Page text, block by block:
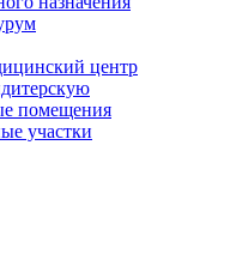
центр
помещения
участки